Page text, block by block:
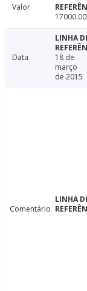
Valor
17000.00
Data
18 de
março
de 2015
Comentário